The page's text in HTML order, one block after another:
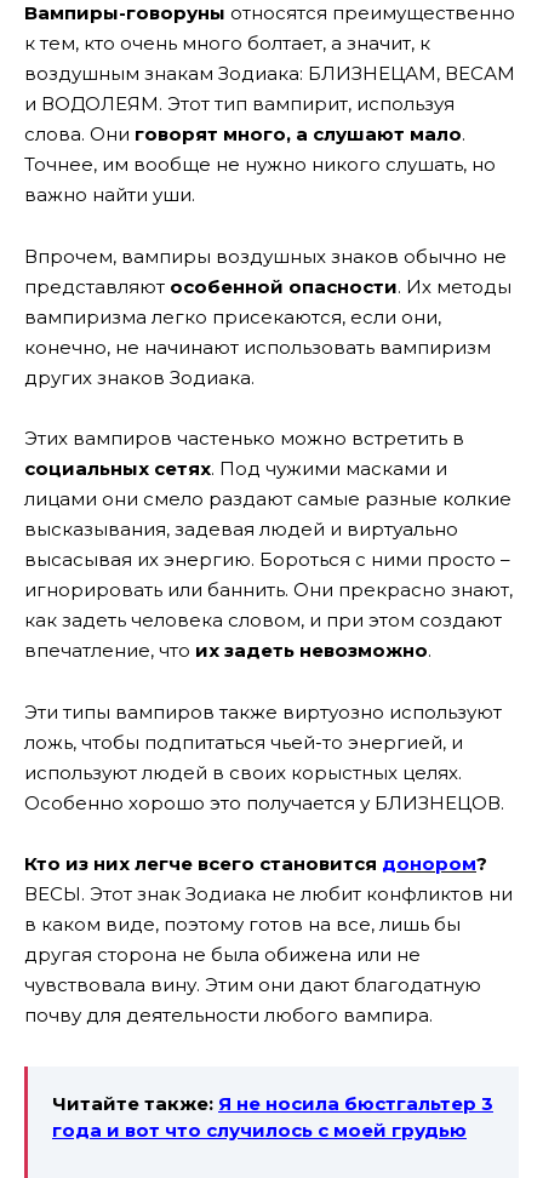
Вампиры-говоруны относятся преимущественно
к тем, кто очень много болтает, а значит, к
воздушным знакам Зодиака: БЛИЗНЕЦАМ, ВЕСАМ
и ВОДОЛЕЯМ. Этот тип вампирит, используя
слова. Они говорят много, а слушают мало.
Точнее, им вообще не нужно никого слушать, но
важно найти уши.
Впрочем, вампиры воздушных знаков обычно не
представляют особенной опасности. Их методы
вампиризма легко присекаются, если они,
конечно, не начинают использовать вампиризм
других знаков Зодиака.
Этих вампиров частенько можно встретить в
социальных сетях. Под чужими масками и
лицами они смело раздают самые разные колкие
высказывания, задевая людей и виртуально
высасывая их энергию. Бороться с ними просто –
игнорировать или баннить. Они прекрасно знают,
как задеть человека словом, и при этом создают
впечатление, что их задеть невозможно.
Эти типы вампиров также виртуозно используют
ложь, чтобы подпитаться чьей-то энергией, и
используют людей в своих корыстных целях.
Особенно хорошо это получается у БЛИЗНЕЦОВ.
Кто из них легче всего становится донором?
ВЕСЫ. Этот знак Зодиака не любит конфликтов ни
в каком виде, поэтому готов на все, лишь бы
другая сторона не была обижена или не
чувствовала вину. Этим они дают благодатную
почву для деятельности любого вампира.
Читайте также: Я не носила бюстгальтер 3
года и вот что случилось с моей грудью